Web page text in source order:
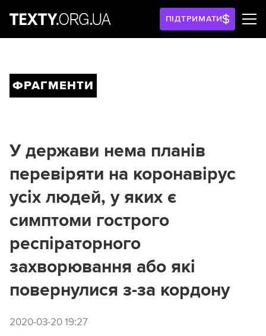
ПІДТРИМАТИ
ФРАГМЕНТИ
У держави нема планів
перевіряти на коронавірус
усіх людей, у яких є
симптоми гострого
респіраторного
захворювання або які
повернулися з-за кордону
2020-03-20 19:27